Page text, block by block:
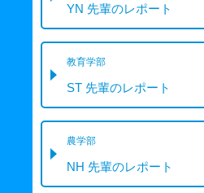
YN 先輩のレポート
教育学部
ST 先輩のレポート
農学部
NH 先輩のレポート